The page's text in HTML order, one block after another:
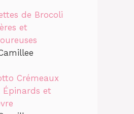
de Brocoli
et
Crémeaux
Épinards et